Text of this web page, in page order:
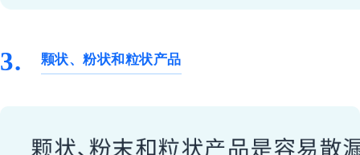
3. 颗状、粉状和粒状产品